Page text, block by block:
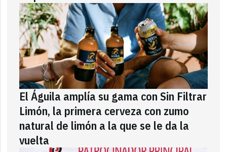
El Águila amplía su gama con Sin Filtrar
Limón, la primera cerveza con zumo
natural de limón a la que se le da la
vuelta